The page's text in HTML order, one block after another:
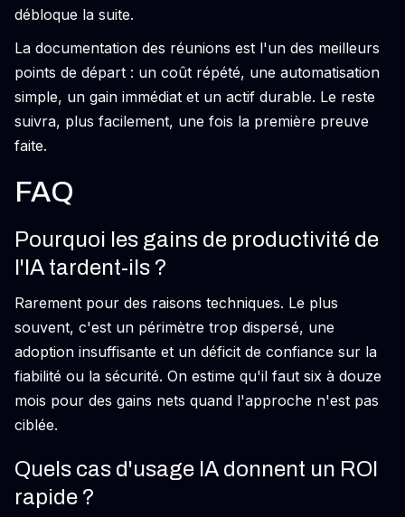
débloque la suite.
La documentation des réunions est l'un des meilleurs
points de départ : un coût répété, une automatisation
simple, un gain immédiat et un actif durable. Le reste
suivra, plus facilement, une fois la première preuve
faite.
FAQ
Pourquoi les gains de productivité de
l'IA tardent-ils ?
Rarement pour des raisons techniques. Le plus
souvent, c'est un périmètre trop dispersé, une
adoption insuffisante et un déficit de confiance sur la
fiabilité ou la sécurité. On estime qu'il faut six à douze
mois pour des gains nets quand l'approche n'est pas
ciblée.
Quels cas d'usage IA donnent un ROI
rapide ?